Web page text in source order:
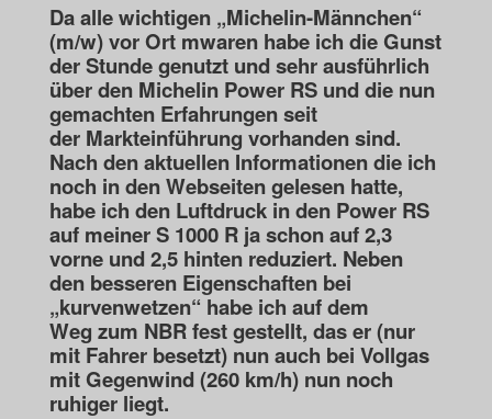
Da alle wichtigen „Michelin-Männchen“
(m/w) vor Ort mwaren habe ich die Gunst
der Stunde genutzt und sehr ausführlich
über den Michelin Power RS und die nun
gemachten Erfahrungen seit
der Markteinführung vorhanden sind.
Nach den aktuellen Informationen die ich
noch in den Webseitengelesen hatte,
habe ich den Luftdruck in den Power RS
auf meiner S 1000 R ja schon auf 2,3
vorne und2,5 hinten reduziert. Neben
den besseren Eigenschaften bei
„kurvenwetzen“ habe ich auf dem
Weg zum NBR fest gestellt, das er (nur
mit Fahrer besetzt) nun auch bei Vollgas
mit Gegenwind (260 km/h) nun noch
ruhiger liegt.